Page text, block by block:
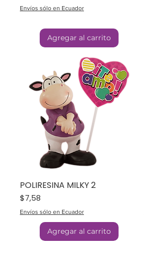
Envíos sólo en Ecuador
Agregar al carrito
POLIRESINA MILKY 2
Precio
$7,58
Envíos sólo en Ecuador
Agregar al carrito